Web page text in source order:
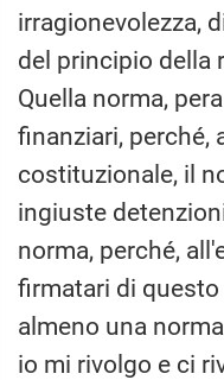
irragionevolezza,
del principio della
Quella norma,
finanziari, perché,
costituzionale, il
ingiuste
norma, perché,
firmatari di
almeno una
io mi rivolgo e ci